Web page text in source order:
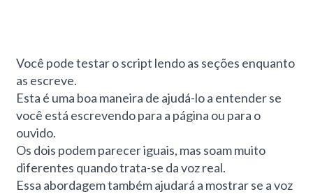
Você pode testar o script lendo as seções enquanto
as escreve.
Esta é uma boa maneira de ajudá-lo a entender se
você está escrevendo para a página ou para o
ouvido.
Os dois podem parecer iguais, mas soam muito
diferentes quando trata-se da voz real.
Essa abordagem também ajudará a mostrar se a voz